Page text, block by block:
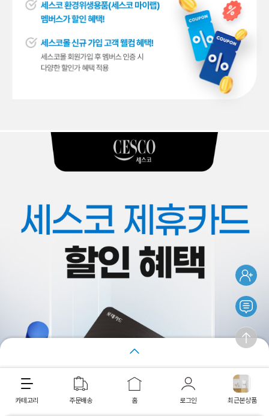
장바구니 바로구매
카테고리 주문배송 홈 로그인 최근본상품
최근 본 상품